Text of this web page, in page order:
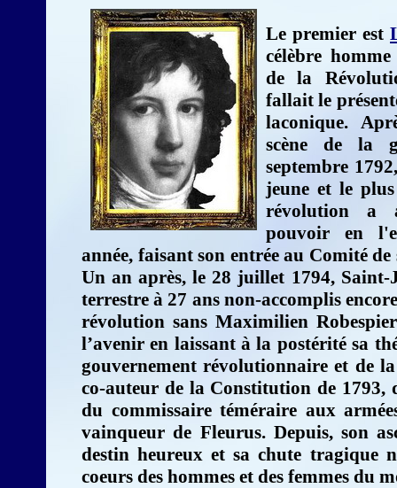
Le premier est
célèbre
de la
fallait le
laconique.
scène de la
septembre
jeune et le
révolution a
pouvoir en
année, faisant son entrée au Comité
Un an après, le 28 juillet 1794, Saint-
terrestre à 27 ans non-accomplis
révolution sans Maximilien
l’avenir en laissant à la postérité sa
gouvernement révolutionnaire et de
co-auteur de la Constitution de 1793,
du commissaire téméraire aux
vainqueur de Fleurus. Depuis, son
destin heureux et sa chute tragique
coeurs des hommes et des femmes du